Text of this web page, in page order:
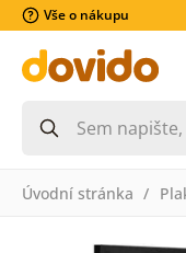
Vše o nákupu
Úvodní stránka